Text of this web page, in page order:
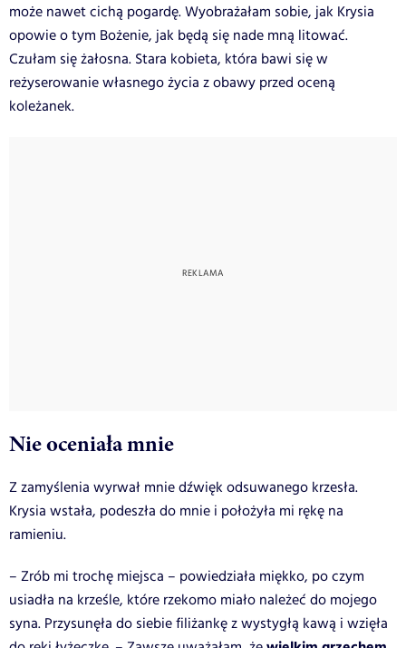
może nawet cichą pogardę. Wyobrażałam sobie, jak Krysia
opowie o tym Bożenie, jak będą się nade mną litować.
Czułam się żałosna. Stara kobieta, która bawi się w
reżyserowanie własnego życia z obawy przed oceną
koleżanek.
Nie oceniała mnie
Z zamyślenia wyrwał mnie dźwięk odsuwanego krzesła.
Krysia wstała, podeszła do mnie i położyła mi rękę na
ramieniu.
– Zrób mi trochę miejsca – powiedziała miękko, po czym
usiadła na krześle, które rzekomo miało należeć do mojego
syna. Przysunęła do siebie filiżankę z wystygłą kawą i wzięła